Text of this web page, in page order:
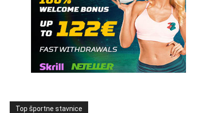
Top športne stavnice